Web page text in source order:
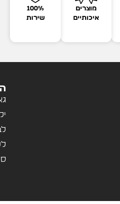
מוצרים
איכותיים
100%
שירות